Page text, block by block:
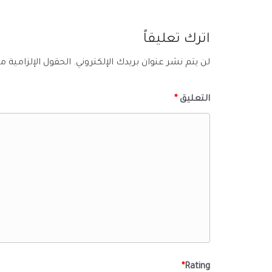
اترك تعليقاً
لن يتم نشر عنوان بريدك الإلكتروني. الحقول الإلزامية
التعليق *
Rating
*